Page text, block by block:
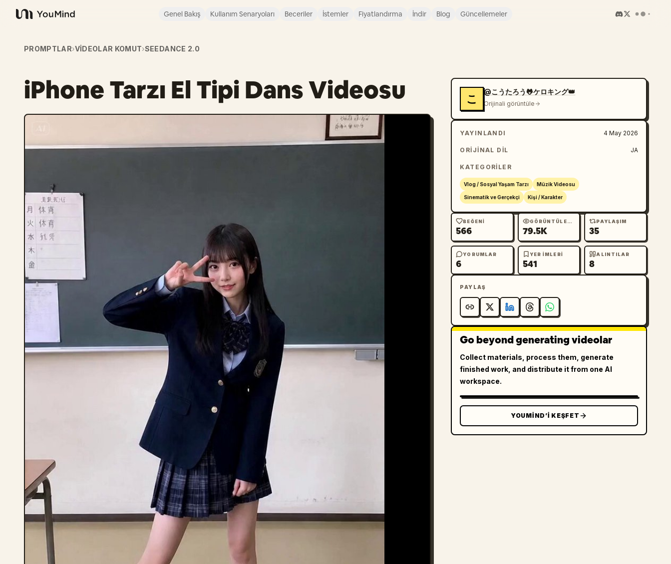
YouMind
Genel Bakış Kullanım Senaryoları Beceriler İstemler Fiyatlandırma İndir Blog Güncellemeler
PROMPTLAR›VIDEOLAR KOMUT›SEEDANCE 2.0
iPhone Tarzı El Tipi Dans Videosu こ
@こうたろう🐸ケロキング👑
Orijinali görüntüle
YAYINLANDI 4 May 2026
ORIJINAL DIL JA
KATEGORILER
Vlog / Sosyal Yaşam Tarzı Müzik Videosu
Sinematik ve Gerçekçi Kişi / Karakter
BEĞENI
566
GÖRÜNTÜLEME
79.5K
PAYLAŞIM
35
YORUMLAR
6
YER IMLERI
541
ALINTILAR
8
PAYLAŞ
Go beyond generating videolar
Collect materials, process them, generate
finished work, and distribute it from one AI
workspace.
YOUMIND’I KEŞFET